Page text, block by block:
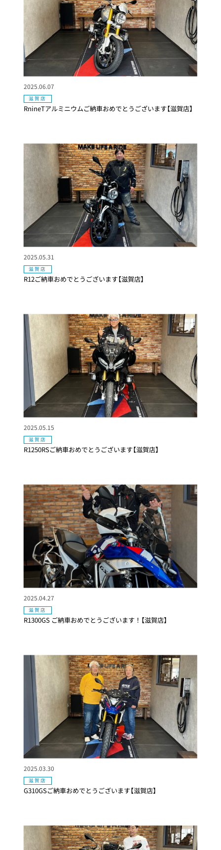
RnineTアルミニウムご納車おめでとうございます【滋賀店】
2025.06.07
滋賀店
R12ご納車おめでとうございます【滋賀店】
2025.05.31
滋賀店
R1250RSご納車おめでとうございます【滋賀店】
2025.05.15
滋賀店
R1300GS ご納車おめでとうございます！【滋賀店】
2025.04.27
滋賀店
G310GSご納車おめでとうございます【滋賀店】
2025.03.30
滋賀店